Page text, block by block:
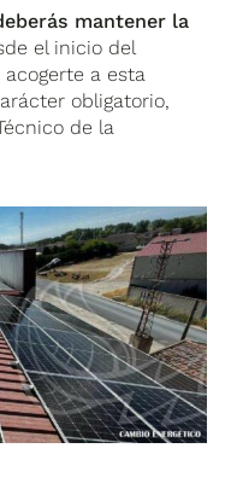
mantener la
el inicio del
a esta
obligatorio,
de la